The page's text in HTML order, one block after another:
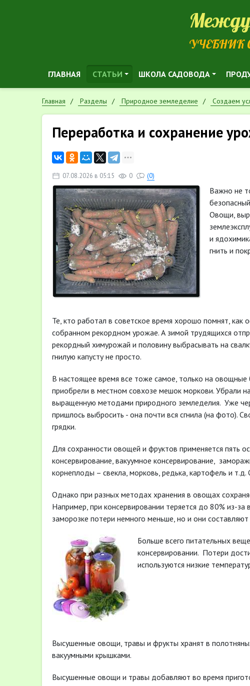
УЧЕБНИК
ГЛАВНАЯ СТАТЬИ ШКОЛА САДОВОДА
Главная Разделы Природное земледелие Cоздаем
Переработка и сохранение
07.08.2026 в 05:15 0 (0)
Важно не
Овощи,
и
гнить и
Те, кто работал в советское время хорошо помнят, как
собранном рекордном урожае. А зимой трудящихся
рекордный химурожай и половину выбрасывать на
гнилую капусту не просто.
В настоящее время все тоже самое, только на овощные
приобрели в местном совхозе мешок моркови. Убрали
выращенную методами природного земледелия. Уже
пришлось выбросить - она почти вся сгнила (на фото).
грядки.
Для сохранности овощей и фруктов применяется пять
консервирование, вакуумное консервирование,
корнеплоды – свекла, морковь, редька, картофель и
Однако при разных методах хранения в овощах
Например, при консервировании теряется до 80% из-
заморозке потери немного меньше, но и они
Больше всего питательных
консервировании. Потери
используются низкие
Высушенные овощи, травы и фрукты хранят в
вакуумными крышками.
Высушенные овощи и травы добавляют во время